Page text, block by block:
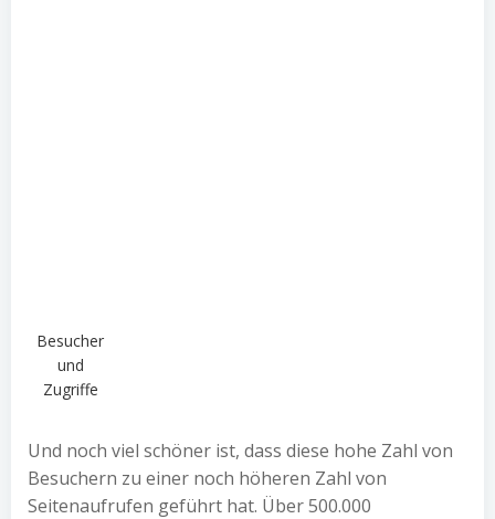
Besucher
und
Zugriffe
Und noch viel schöner ist, dass diese hohe Zahl von
Besuchern zu einer noch höheren Zahl von
Seitenaufrufen geführt hat. Über 500.000